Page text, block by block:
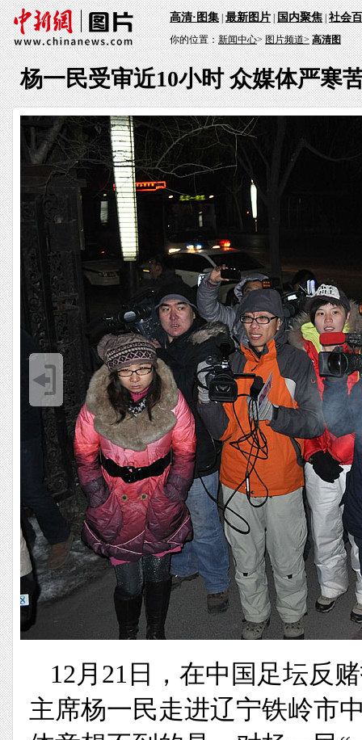
高清·图集|最新图片|国内聚焦|社会
你的位置：新闻中心>图片频道> 高清图
杨一民受审近10小时 众媒体严寒
12月21日，在中国足坛反
主席杨一民走进辽宁铁岭市